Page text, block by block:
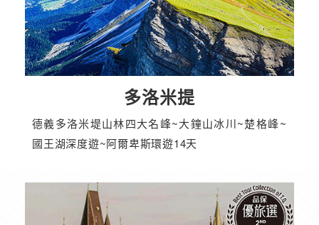
多洛米提
德義多洛米堤山林四大名峰~大鐘山冰川~楚格峰~
國王湖深度遊~阿爾卑斯環遊14天